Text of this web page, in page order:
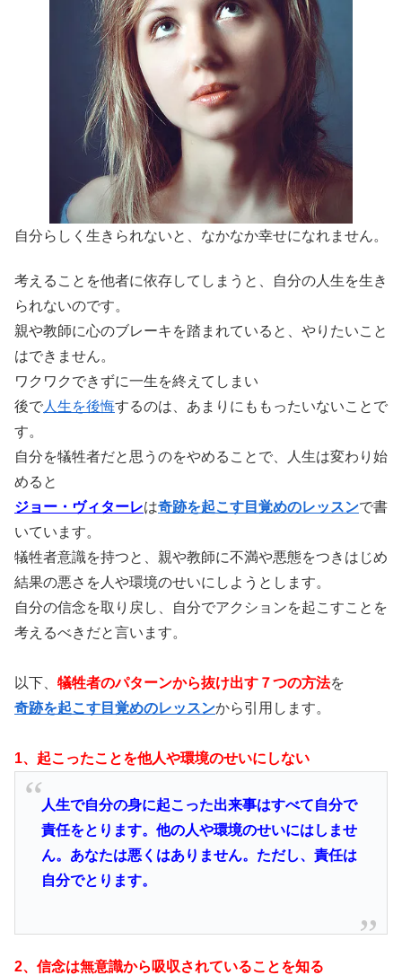
自分らしく生きられないと、なかなか幸せになれません。
考えることを他者に依存してしまうと、自分の人生を生き
られないのです。
親や教師に心のブレーキを踏まれていると、やりたいこと
はできません。
ワクワクできずに一生を終えてしまい
後で人生を後悔するのは、あまりにももったいないことで
す。
自分を犠牲者だと思うのをやめることで、人生は変わり始
めると
ジョー・ヴィターレは奇跡を起こす目覚めのレッスンで書
いています。
犠牲者意識を持つと、親や教師に不満や悪態をつきはじめ
結果の悪さを人や環境のせいにしようとします。
自分の信念を取り戻し、自分でアクションを起こすことを
考えるべきだと言います。
以下、 犠牲者のパターンから抜け出す７つの方法を
奇跡を起こす目覚めのレッスンから引用します。
1、起こったことを他人や環境のせいにしない
人生で自分の身に起こった出来事はすべて自分で
責任をとります。他の人や環境のせいにはしませ
ん。あなたは悪くはありません。ただし、責任は
自分でとります。
2、信念は無意識から吸収されていることを知る